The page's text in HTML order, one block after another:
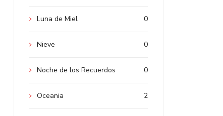
0
Luna de Miel
0
Nieve
0
Noche de los Recuerdos
2
Oceania